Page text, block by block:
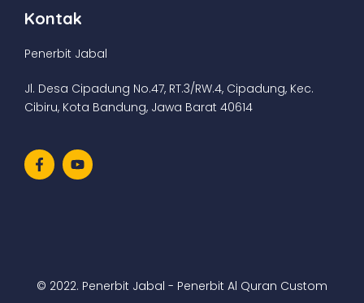
Kontak
Penerbit Jabal
Jl. Desa Cipadung No.47, RT.3/RW.4, Cipadung, Kec.
Cibiru, Kota Bandung, Jawa Barat 40614
© 2022. Penerbit Jabal - Penerbit Al Quran Custom